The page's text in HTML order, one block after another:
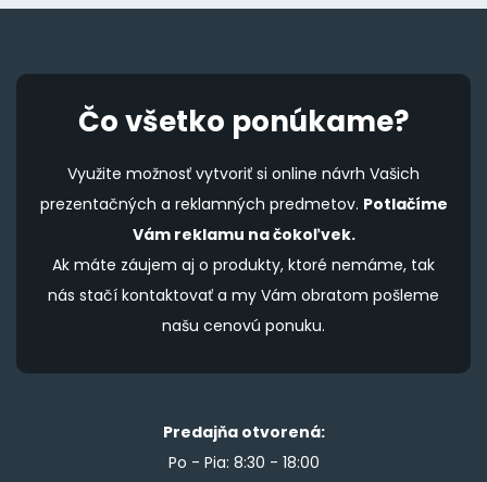
Čo všetko ponúkame?
Využite možnosť vytvoriť si online návrh Vašich
prezentačných a reklamných predmetov. Potlačíme
Vám reklamu na čokoľvek.
Ak máte záujem aj o produkty, ktoré nemáme, tak
nás stačí kontaktovať a my Vám obratom pošleme
našu cenovú ponuku.
Predajňa otvorená:
Po - Pia: 8:30 - 18:00